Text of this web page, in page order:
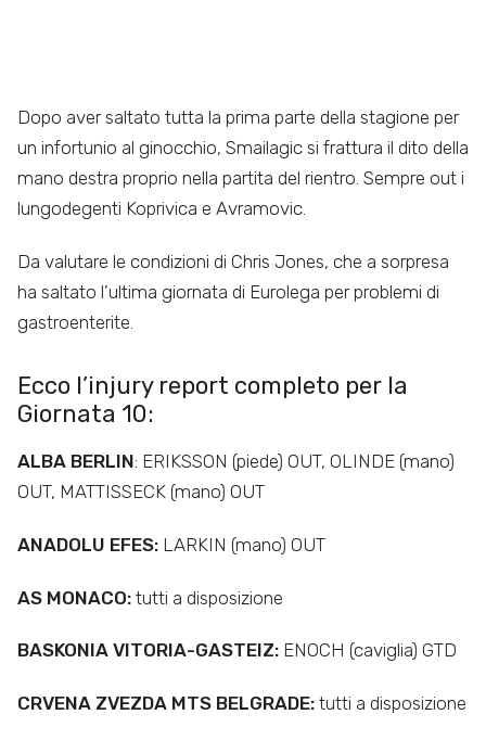
Dopo aver saltato tutta la prima parte della stagione per
un infortunio al ginocchio, Smailagic si frattura il dito della
mano destra proprio nella partita del rientro. Sempre out i
lungodegenti Koprivica e Avramovic.
Da valutare le condizioni di Chris Jones, che a sorpresa
ha saltato l’ultima giornata di Eurolega per problemi di
gastroenterite.
Ecco l’injury report completo per la
Giornata 10:
ALBA BERLIN: ERIKSSON (piede) OUT, OLINDE (mano)
OUT, MATTISSECK (mano) OUT
ANADOLU EFES: LARKIN (mano) OUT
AS MONACO: tutti a disposizione
BASKONIA VITORIA-GASTEIZ: ENOCH (caviglia) GTD
CRVENA ZVEZDA MTS BELGRADE: tutti a disposizione